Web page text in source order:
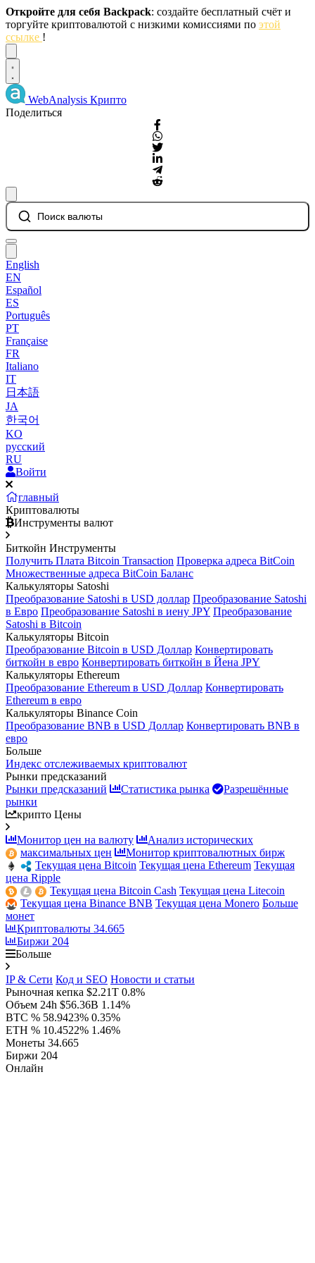
Откройте для себя Backpack: создайте бесплатный счёт и
торгуйте криптовалютой с низкими комиссиями по этой
ссылке !
WebAnalysis Крипто
Поделиться
Поиск валюты
English
EN
Español
ES
Português
PT
Française
FR
Italiano
IT
日本語
JA
한국어
KO
русский
RU
Войти
главный
Криптовалюты
Инструменты валют
Биткойн Инструменты
Получить Плата Bitcoin Transaction Проверка адреса BitCoin
Множественные адреса BitCoin Баланс
Калькуляторы Satoshi
Преобразование Satoshi в USD доллар Преобразование Satoshi
в Евро Преобразование Satoshi в иену JPY Преобразование
Satoshi в Bitcoin
Калькуляторы Bitcoin
Преобразование Bitcoin в USD Доллар Конвертировать
биткойн в евро Конвертировать биткойн в Йена JPY
Калькуляторы Ethereum
Преобразование Ethereum в USD Доллар Конвертировать
Ethereum в евро
Калькуляторы Binance Coin
Преобразование BNB в USD Доллар Конвертировать BNB в
евро
Больше
Индекс отслеживаемых криптовалют
Рынки предсказаний
Рынки предсказаний
Статистика рынка
Разрешённые
рынки
крипто Цены
Монитор цен на валюту
Анализ исторических
максимальных цен
Монитор криптовалютных бирж
Текущая цена Bitcoin Текущая цена Ethereum Текущая
цена Ripple
Текущая цена Bitcoin Cash Текущая цена Litecoin
Текущая цена Binance BNB Текущая цена Monero Больше
монет
Криптовалюты 34.665
Биржи 204
Больше
IP & Сети Код и SEO Новости и статьи
Рыночная кепка $2.21T 0.8%
Объем 24h $56.36B 1.14%
BTC % 58.9423% 0.35%
ETH % 10.4522% 1.46%
Монеты 34.665
Биржи 204
Онлайн